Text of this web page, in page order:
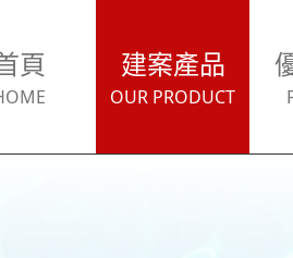
頁 建案產品
OUR PRODUCT